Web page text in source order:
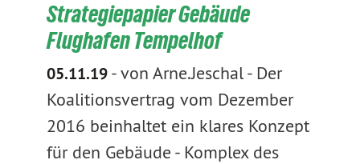
Strategiepapier Gebäude
Flughafen Tempelhof
05.11.19-von Arne.Jeschal- Der
Koalitionsvertrag vom Dezember
2016 beinhaltet ein klares Konzept
für den Gebäude - Komplex des